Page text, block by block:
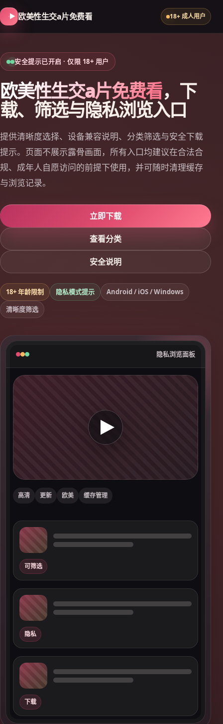
欧美性生交a片免费看 18+ 成人用户
安全提示已开启 · 仅限 18+ 用户
欧美性生交a片免费看，下
载、筛选与隐私浏览入口
提供清晰度选择、设备兼容说明、分类筛选与安全下载
提示。页面不展示露骨画面，所有入口均建议在合法合
规、成年人自愿访问的前提下使用，并可随时清理缓存
与浏览记录。
立即下载
查看分类
安全说明
18+ 年龄限制 隐私模式提示
Android / iOS / Windows
清晰度筛选
隐私浏览面板
高清 更新 欧美 缓存管理
可筛选
隐私
下载